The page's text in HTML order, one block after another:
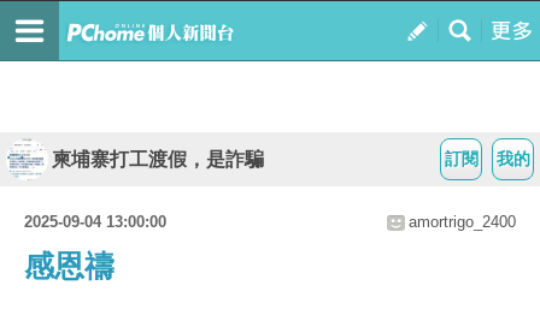
我的
訂閱
柬埔寨打工渡假，是詐騙
2025-09-04 13:00:00 amortrigo_2400
感恩禱